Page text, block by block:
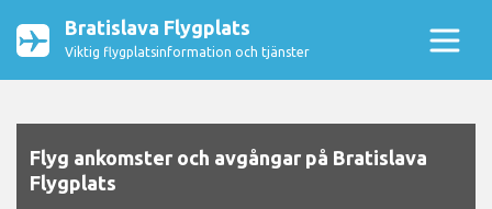
Bratislava Flygplats
Viktig flygplatsinformation och tjänster
Flyg ankomster och avgångar på Bratislava
Flygplats